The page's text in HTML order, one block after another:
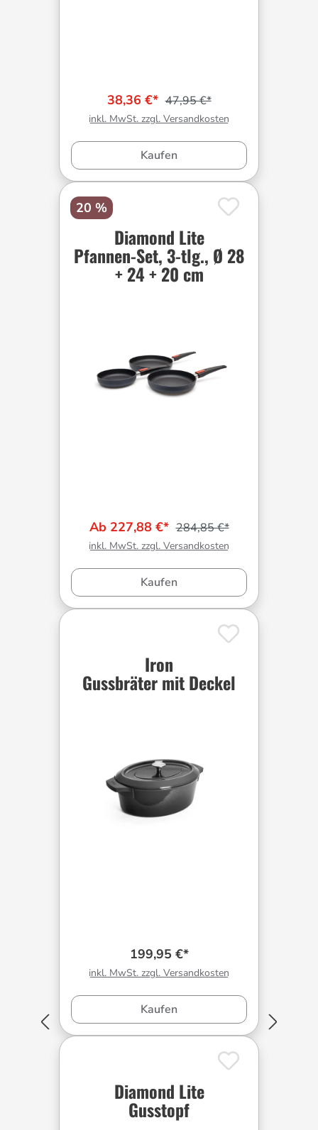
38,36 €* 47,95 €*
inkl. MwSt. zzgl. Versandkosten
Kaufen
20 %
Diamond Lite
Pfannen-Set, 3-tlg., Ø 28
+ 24 + 20 cm
Ab 227,88 €* 284,85 €*
inkl. MwSt. zzgl. Versandkosten
Kaufen
Iron
Gussbräter mit Deckel
199,95 €*
inkl. MwSt. zzgl. Versandkosten
Kaufen
Diamond Lite
Gusstopf